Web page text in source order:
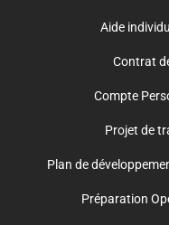
Aide
Contrat
Compte
Projet de
Plan de
Préparation